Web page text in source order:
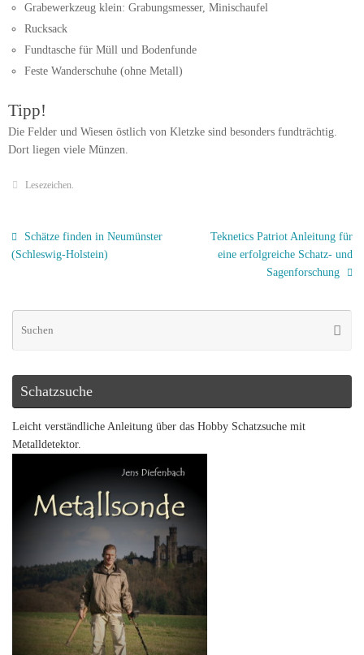
Grabewerkzeug klein: Grabungsmesser, Minischaufel
Rucksack
Fundtasche für Müll und Bodenfunde
Feste Wanderschuhe (ohne Metall)
Tipp!
Die Felder und Wiesen östlich von Kletzke sind besonders fundträchtig.
Dort liegen viele Münzen.
Lesezeichen
Schätze finden in Neumünster
(Schleswig-Holstein)
Teknetics Patriot Anleitung für
eine erfolgreiche Schatz- und
Sagenforschung
Schatzsuche
Leicht verständliche Anleitung über das Hobby Schatzsuche mit
Metalldetektor.